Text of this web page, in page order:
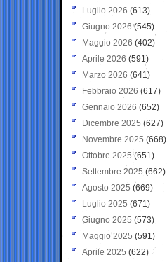
Luglio 2026 (613)
Giugno 2026 (545)
Maggio 2026 (402)
Aprile 2026 (591)
Marzo 2026 (641)
Febbraio 2026 (617)
Gennaio 2026 (652)
Dicembre 2025 (627)
Novembre 2025 (668)
Ottobre 2025 (651)
Settembre 2025 (662)
Agosto 2025 (669)
Luglio 2025 (671)
Giugno 2025 (573)
Maggio 2025 (591)
Aprile 2025 (622)